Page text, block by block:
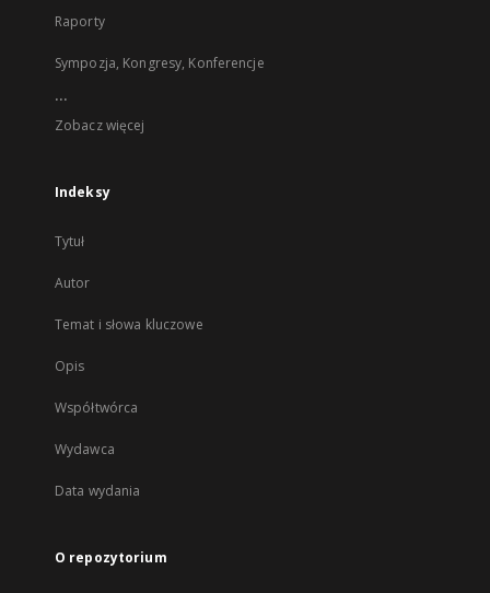
Raporty
Sympozja, Kongresy, Konferencje
...
Zobacz więcej
Indeksy
Tytuł
Autor
Temat i słowa kluczowe
Opis
Współtwórca
Wydawca
Data wydania
O repozytorium